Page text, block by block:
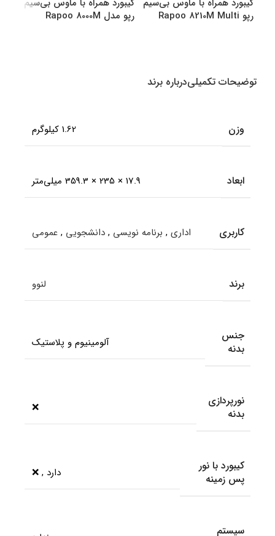
رپو Rapoo 8210M Multi
رپو مدل Rapoo 8000M
توضیحات تکمیلیدرباره برند
وزن 1.62 کیلوگرم
ابعاد 17.9 × 235 × 359.3 میلی‌متر
کاربری اداری , برنامه نویسی , دانشجویی , عمومی
برند لنوو
جنس
بدنه
آلومینیوم و پلاستیک
نورپردازی
بدنه
❌
کیبورد با نور
پس زمینه
دارد ,
❌
سیستم